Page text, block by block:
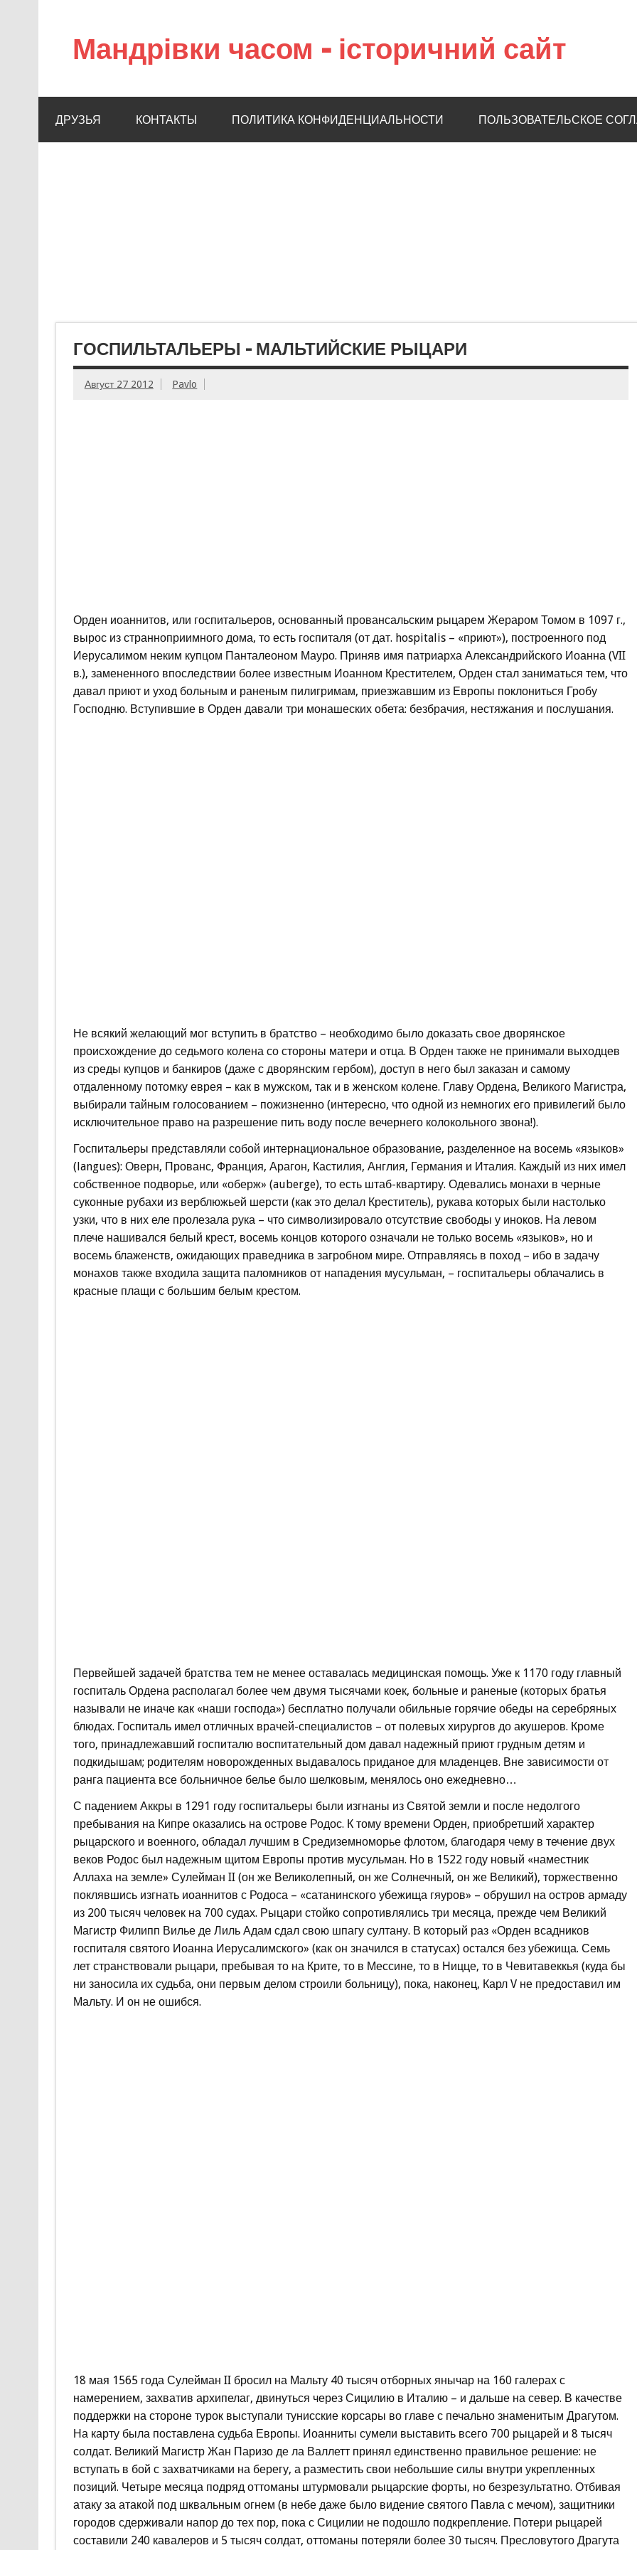
Мандрівки часом – історичний сайт
ДРУЗЬЯ КОНТАКТЫ ПОЛИТИКА КОНФИДЕНЦИАЛЬНОСТИ ПОЛЬЗОВАТЕЛЬСКОЕ
ГОСПИЛЬТАЛЬЕРЫ – МАЛЬТИЙСКИЕ РЫЦАРИ
Август 27 2012 Pavlo
Орден иоаннитов, или госпитальеров, основанный провансальским рыцарем Жераром Томом в 1097 г.,
вырос из странноприимного дома, то есть госпиталя (от дат. hospitalis – «приют»), построенного под
Иерусалимом неким купцом Панталеоном Мауро. Приняв имя патриарха Александрийского Иоанна (VII
в.), замененного впоследствии более известным Иоанном Крестителем, Орден стал заниматься тем, что
давал приют и уход больным и раненым пилигримам, приезжавшим из Европы поклониться Гробу
Господню. Вступившие в Орден давали три монашеских обета: безбрачия, нестяжания и послушания.
Не всякий желающий мог вступить в братство – необходимо было доказать свое дворянское
происхождение до седьмого колена со стороны матери и отца. В Орден также не принимали выходцев
из среды купцов и банкиров (даже с дворянским гербом), доступ в него был заказан и самому
отдаленному потомку еврея – как в мужском, так и в женском колене. Главу Ордена, Великого Магистра,
выбирали тайным голосованием – пожизненно (интересно, что одной из немногих его привилегий было
исключительное право на разрешение пить воду после вечернего колокольного звона!).
Госпитальеры представляли собой интернациональное образование, разделенное на восемь «языков»
(langues): Оверн, Прованс, Франция, Арагон, Кастилия, Англия, Германия и Италия. Каждый из них имел
собственное подворье, или «оберж» (auberge), то есть штаб-квартиру. Одевались монахи в черные
суконные рубахи из верблюжьей шерсти (как это делал Креститель), рукава которых были настолько
узки, что в них еле пролезала рука – что символизировало отсутствие свободы у иноков. На левом
плече нашивался белый крест, восемь концов которого означали не только восемь «языков», но и
восемь блаженств, ожидающих праведника в загробном мире. Отправляясь в поход – ибо в задачу
монахов также входила защита паломников от нападения мусульман, – госпитальеры облачались в
красные плащи с большим белым крестом.
Первейшей задачей братства тем не менее оставалась медицинская помощь. Уже к 1170 году главный
госпиталь Ордена располагал более чем двумя тысячами коек, больные и раненые (которых братья
называли не иначе как «наши господа») бесплатно получали обильные горячие обеды на серебряных
блюдах. Госпиталь имел отличных врачей-специалистов – от полевых хирургов до акушеров. Кроме
того, принадлежавший госпиталю воспитательный дом давал надежный приют грудным детям и
подкидышам; родителям новорожденных выдавалось приданое для младенцев. Вне зависимости от
ранга пациента все больничное белье было шелковым, менялось оно ежедневно…
С падением Аккры в 1291 году госпитальеры были изгнаны из Святой земли и после недолгого
пребывания на Кипре оказались на острове Родос. К тому времени Орден, приобретший характер
рыцарского и военного, обладал лучшим в Средиземноморье флотом, благодаря чему в течение двух
веков Родос был надежным щитом Европы против мусульман. Но в 1522 году новый «наместник
Аллаха на земле» Сулейман II (он же Великолепный, он же Солнечный, он же Великий), торжественно
поклявшись изгнать иоаннитов с Родоса – «сатанинского убежища гяуров» – обрушил на остров армаду
из 200 тысяч человек на 700 судах. Рыцари стойко сопротивлялись три месяца, прежде чем Великий
Магистр Филипп Вилье де Лиль Адам сдал свою шпагу султану. В который раз «Орден всадников
госпиталя святого Иоанна Иерусалимского» (как он значился в статусах) остался без убежища. Семь
лет странствовали рыцари, пребывая то на Крите, то в Мессине, то в Ницце, то в Чевитавеккья (куда бы
ни заносила их судьба, они первым делом строили больницу), пока, наконец, Карл V не предоставил им
Мальту. И он не ошибся.
18 мая 1565 года Сулейман II бросил на Мальту 40 тысяч отборных янычар на 160 галерах с
намерением, захватив архипелаг, двинуться через Сицилию в Италию – и дальше на север. В качестве
поддержки на стороне турок выступали тунисские корсары во главе с печально знаменитым Драгутом.
На карту была поставлена судьба Европы. Иоанниты сумели выставить всего 700 рыцарей и 8 тысяч
солдат. Великий Магистр Жан Паризо де ла Валлетт принял единственно правильное решение: не
вступать в бой с захватчиками на берегу, а разместить свои небольшие силы внутри укрепленных
позиций. Четыре месяца подряд оттоманы штурмовали рыцарские форты, но безрезультатно. Отбивая
атаку за атакой под шквальным огнем (в небе даже было видение святого Павла с мечом), защитники
городов сдерживали напор до тех пор, пока с Сицилии не подошло подкрепление. Потери рыцарей
составили 240 кавалеров и 5 тысяч солдат, оттоманы потеряли более 30 тысяч. Пресловутого Драгута